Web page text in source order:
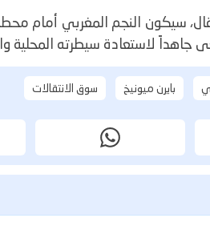
سيكون النجم المغربي أمام
جاهداً لاستعادة سيطرته المحلية
بايرن ميونيخ سوق الانتقالات